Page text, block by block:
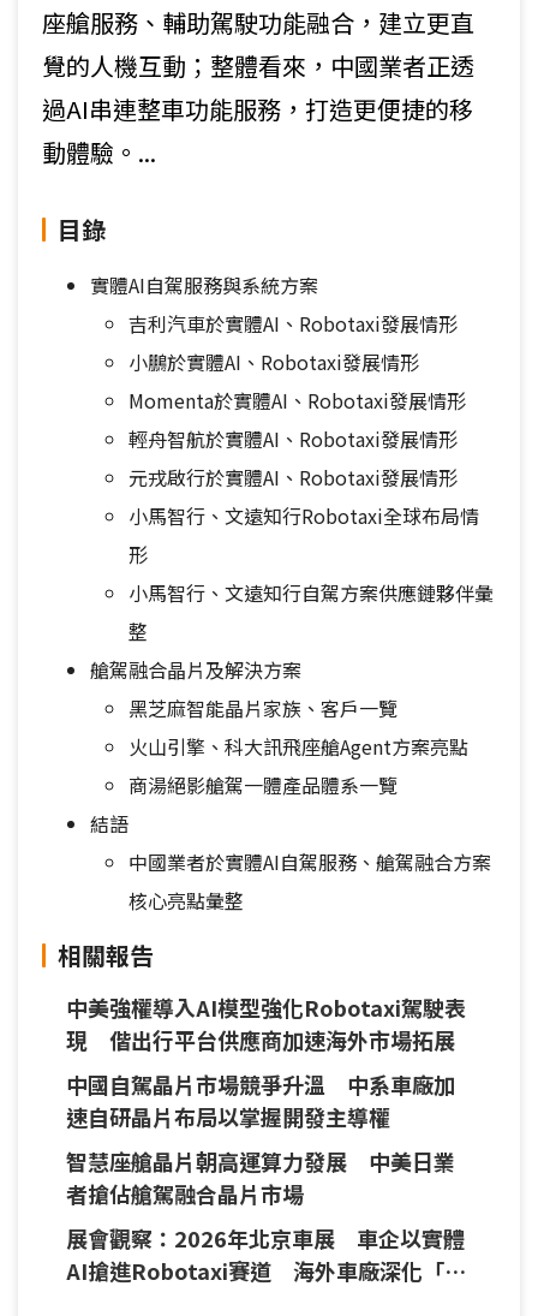
座艙服務、輔助駕駛功能融合，建立更直
覺的人機互動；整體看來，中國業者正透
過AI串連整車功能服務，打造更便捷的移
動體驗。...
目錄
實體AI自駕服務與系統方案
吉利汽車於實體AI、Robotaxi發展情形
小鵬於實體AI、Robotaxi發展情形
Momenta於實體AI、Robotaxi發展情形
輕舟智航於實體AI、Robotaxi發展情形
元戎啟行於實體AI、Robotaxi發展情形
小馬智行、文遠知行Robotaxi全球布局情
形
小馬智行、文遠知行自駕方案供應鏈夥伴彙
整
艙駕融合晶片及解決方案
黑芝麻智能晶片家族、客戶一覽
火山引擎、科大訊飛座艙Agent方案亮點
商湯絕影艙駕一體產品體系一覽
結語
中國業者於實體AI自駕服務、艙駕融合方案
核心亮點彙整
相關報告
中美強權導入AI模型強化Robotaxi駕駛表
現 偕出行平台供應商加速海外市場拓展
中國自駕晶片市場競爭升溫 中系車廠加
速自研晶片布局以掌握開發主導權
智慧座艙晶片朝高運算力發展 中美日業
者搶佔艙駕融合晶片市場
展會觀察：2026年北京車展 車企以實體
AI搶進Robotaxi賽道 海外車廠深化「在